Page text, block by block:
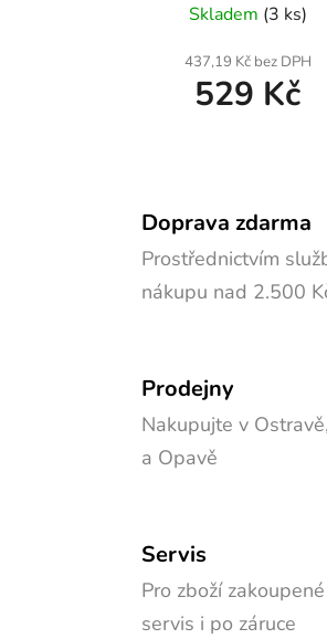
Skladem (3 ks)
437,19 Kč bez DPH
529 Kč
Doprava zdarma
Prostřednictvím
nákupu nad 2.500
Prodejny
Nakupujte v
a Opavě
Servis
Pro zboží
servis i po záruce